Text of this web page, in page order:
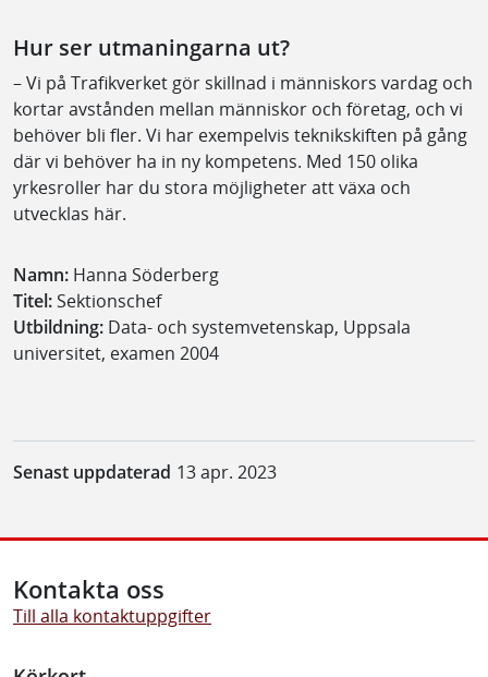
Hur ser utmaningarna ut?
– Vi på Trafikverket gör skillnad i människors vardag och
kortar avstånden mellan människor och företag, och vi
behöver bli fler. Vi har exempelvis teknikskiften på gång
där vi behöver ha in ny kompetens. Med 150 olika
yrkesroller har du stora möjligheter att växa och
utvecklas här.
Namn: Hanna Söderberg
Titel:Sektionschef
Utbildning: Data- och systemvetenskap, Uppsala
universitet, examen 2004
Senast uppdaterad 13 apr. 2023
Kontakta oss
Till alla kontaktuppgifter